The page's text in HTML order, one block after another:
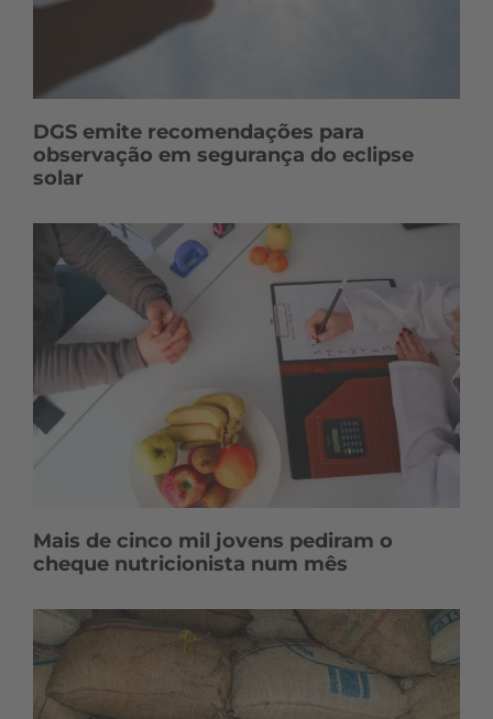
DGS emite recomendações para
observação em segurança do eclipse
solar
Mais de cinco mil jovens pediram o
cheque nutricionista num mês